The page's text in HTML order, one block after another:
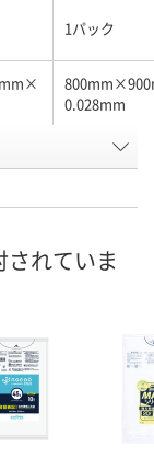
1パック
0.028mm
XJ55990
へ カ
れていま